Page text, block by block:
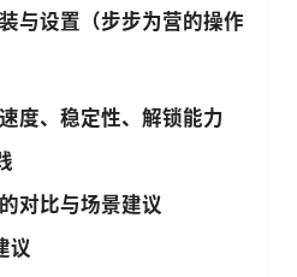
与设置（步步为营的操作
度、稳定性、解锁能力
对比与场景建议
议